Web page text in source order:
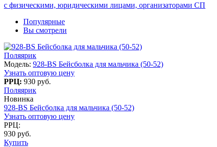
с физическими, юридическими лицами, организаторами СП
Популярные
Вы смотрели
Поляярик
Модель: 928-BS Бейсболка для мальчика (50-52)
Узнать оптовую цену
РРЦ: 930 руб.
Поляярик
Новинка
928-BS Бейсболка для мальчика (50-52)
Узнать оптовую цену
РРЦ:
930 руб.
Купить